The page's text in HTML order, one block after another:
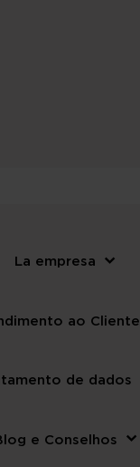
La empresa
ao Cliente
de dados
e Conselhos